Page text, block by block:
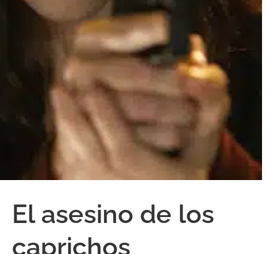
El asesino de los
caprichos